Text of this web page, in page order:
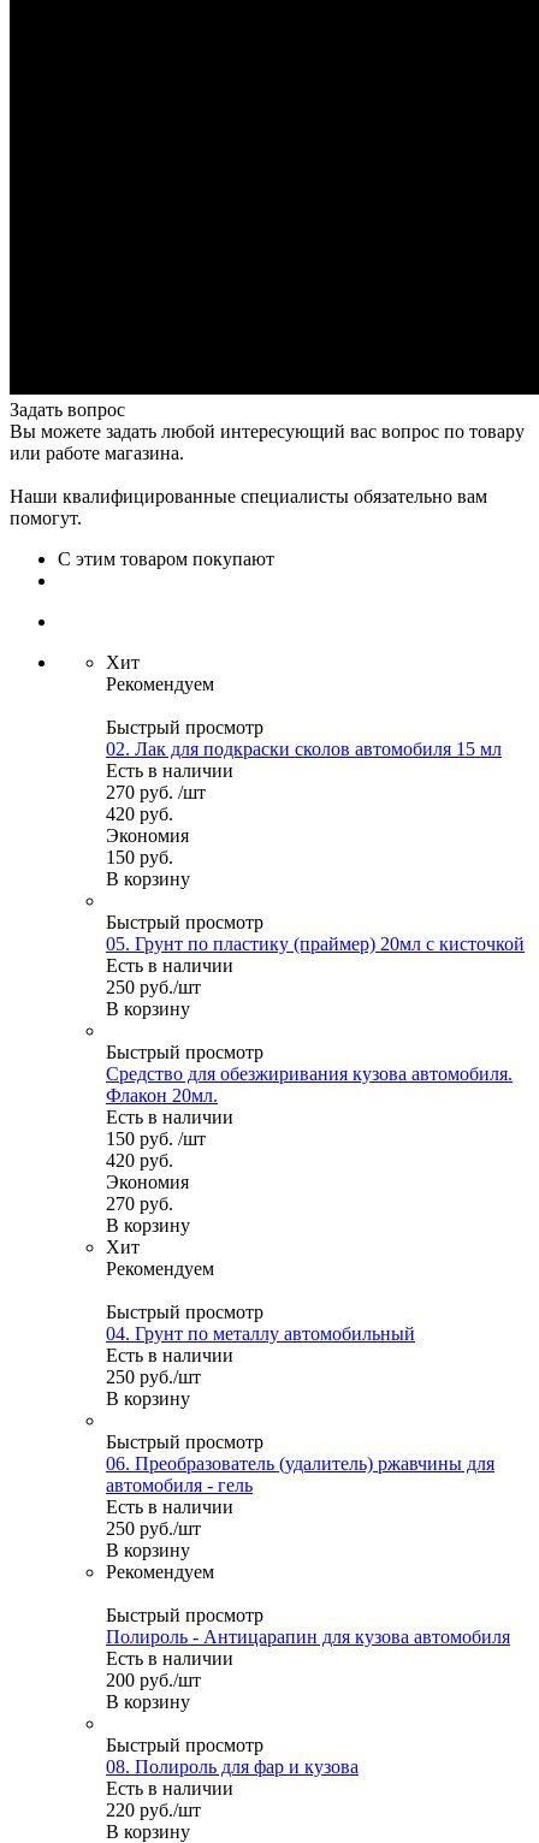
Задать вопрос
Вы можете задать любой интересующий вас вопрос по товару
или работе магазина.
Наши квалифицированные специалисты обязательно вам
помогут.
С этим товаром покупают
Хит
Рекомендуем
Быстрый просмотр
02. Лак для подкраски сколов автомобиля 15 мл
Есть в наличии
270 руб. /шт
420 руб.
Экономия
150 руб.
В корзину
Быстрый просмотр
05. Грунт по пластику (праймер) 20мл с кисточкой
Есть в наличии
250 руб./шт
В корзину
Быстрый просмотр
Средство для обезжиривания кузова автомобиля.
Флакон 20мл.
Есть в наличии
150 руб. /шт
420 руб.
Экономия
270 руб.
В корзину
Хит
Рекомендуем
Быстрый просмотр
04. Грунт по металлу автомобильный
Есть в наличии
250 руб./шт
В корзину
Быстрый просмотр
06. Преобразователь (удалитель) ржавчины для
автомобиля - гель
Есть в наличии
250 руб./шт
В корзину
Рекомендуем
Быстрый просмотр
Полироль - Антицарапин для кузова автомобиля
Есть в наличии
200 руб./шт
В корзину
Быстрый просмотр
08. Полироль для фар и кузова
Есть в наличии
220 руб./шт
В корзину